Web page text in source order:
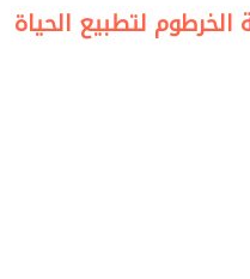
لتطبيع الحياة